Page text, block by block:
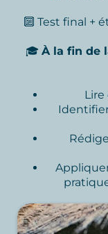
🔟 Test final +
🎓 À la fin de